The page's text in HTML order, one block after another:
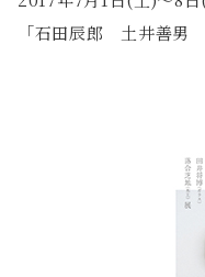
「石田辰郎 土井善